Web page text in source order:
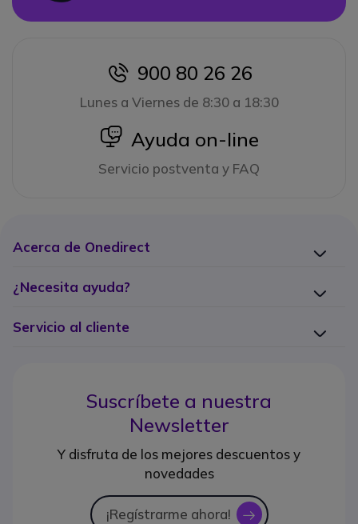
icon
900 80 26 26
Lunes a Viernes de 8:30 a 18:30
icon
Ayuda on-line
Servicio postventa y FAQ
Acerca de Onedirect
¿Necesita ayuda?
Servicio al cliente
Suscríbete a nuestra
Newsletter
Y disfruta de los mejores descuentos y
novedades
¡Regístrarme ahora! icon